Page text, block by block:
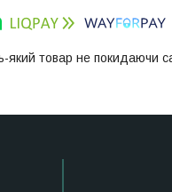
який товар не покидаючи